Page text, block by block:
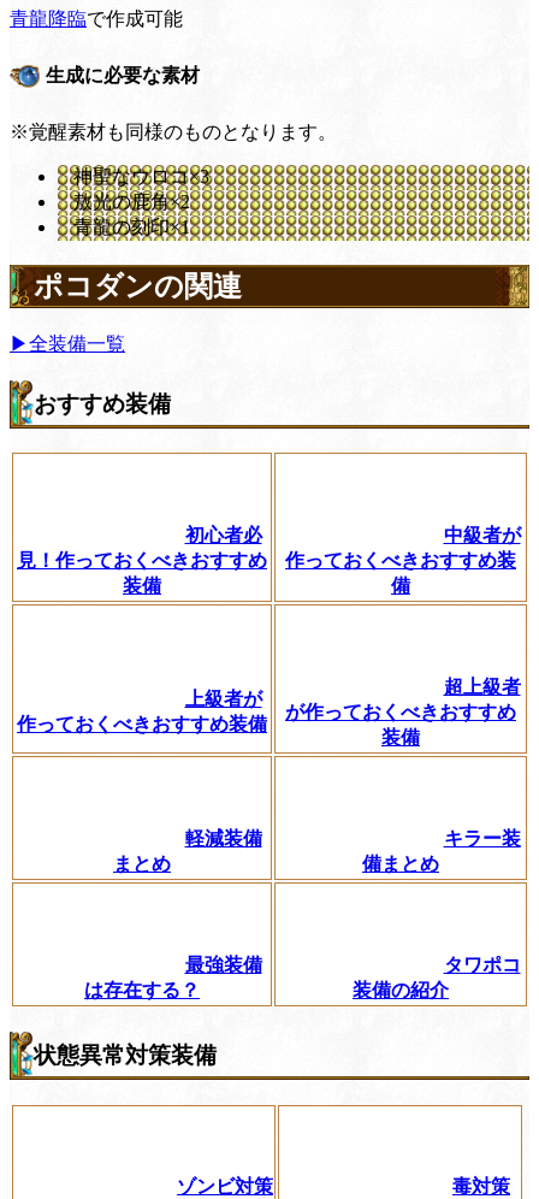
青龍降臨で作成可能
生成に必要な素材
※覚醒素材も同様のものとなります。
神聖なウロコ×3
敖光の鹿角×2
青龍の刻印×1
ポコダンの関連
▶全装備一覧
おすすめ装備
初心者必
見！作っておくべきおすすめ
装備
中級者が
作っておくべきおすすめ装
備
上級者が
作っておくべきおすすめ装備
超上級者
が作っておくべきおすすめ
装備
軽減装備
まとめ
キラー装
備まとめ
最強装備
は存在する？
タワポコ
装備の紹介
状態異常対策装備
ゾンビ対策 毒対策